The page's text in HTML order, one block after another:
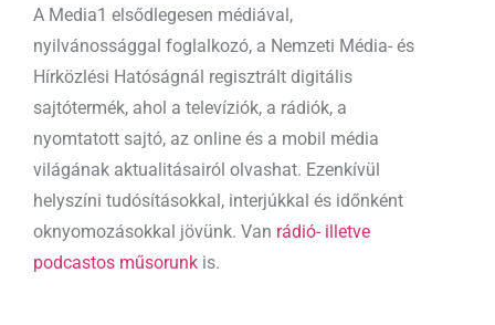
A Media1 elsődlegesen médiával,
nyilvánossággal foglalkozó, a Nemzeti Média- és
Hírközlési Hatóságnál regisztrált digitális
sajtótermék, ahol a televíziók, a rádiók, a
nyomtatott sajtó, az online és a mobil média
világának aktualitásairól olvashat. Ezenkívül
helyszíni tudósításokkal, interjúkkal és időnként
oknyomozásokkal jövünk. Van rádió- illetve
podcastos műsorunk is.